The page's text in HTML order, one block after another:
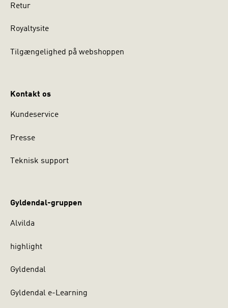
Retur
Royaltysite
Tilgængelighed på webshoppen
Kontakt os
Kundeservice
Presse
Teknisk support
Gyldendal-gruppen
Alvilda
highlight
Gyldendal
Gyldendal e-Learning